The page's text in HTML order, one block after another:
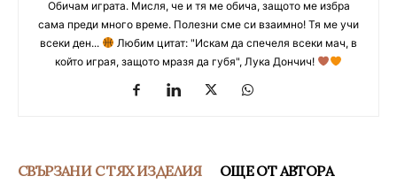
Обичам играта. Мисля, че и тя ме обича, защото ме избра
сама преди много време. Полезни сме си взаимно! Тя ме учи
всеки ден...
Любим цитат: "Искам да спечеля всеки мач, в
който играя, защото мразя да губя", Лука Дончич!
СВЪРЗАНИ С ТЯХ ИЗДЕЛИЯ ОЩЕ ОТ АВТОРА